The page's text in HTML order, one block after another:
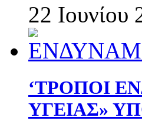
22 Ιουνίου
‘ΤΡΟΠΟΙ
ΥΓΕΙΑΣ»